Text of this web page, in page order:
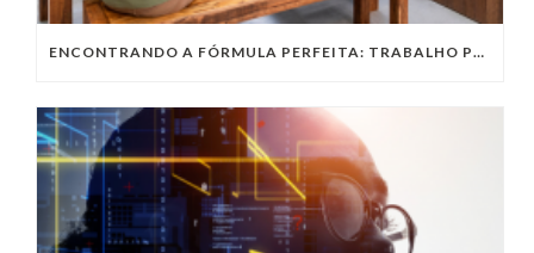
ENCONTRANDO A FÓRMULA PERFEITA: TRABALHO PRESENCIAL, HOME OFFICE OU TRABALHO HÍBRIDO?